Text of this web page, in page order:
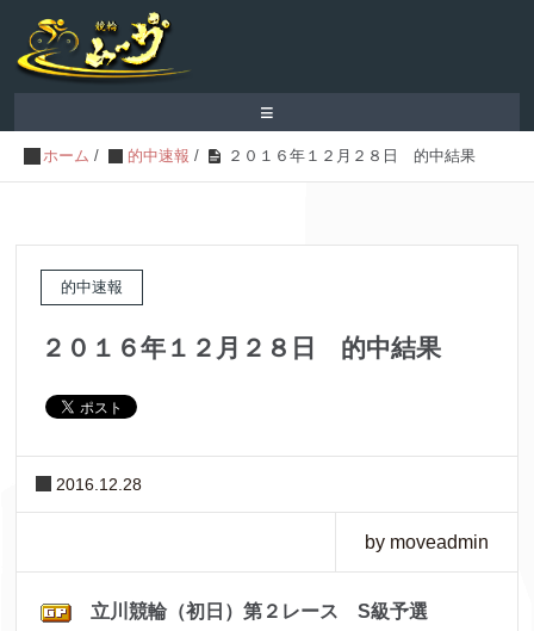
≡
ホーム / 的中速報 / ２０１６年１２月２８日 的中結果
的中速報
２０１６年１２月２８日 的中結果
2016.12.28
by moveadmin
立川競輪（初日）第２レース S級予選